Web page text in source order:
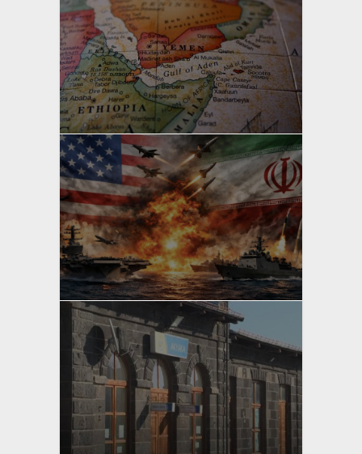
yazan
Bahri Ak
yazan
Bahri Ak
yazan
Bahri Ak